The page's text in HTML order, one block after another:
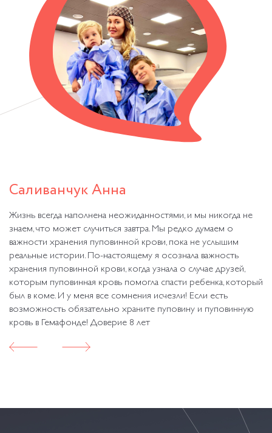
Саливанчук Анна
Жизнь всегда наполнена неожиданностями, и мы никогда не
знаем, что может случиться завтра. Мы редко думаем о
важности хранения пуповинной крови, пока не услышим
реальные истории. По-настоящему я осознала важность
хранения пуповинной крови, когда узнала о случае друзей,
которым пуповинная кровь помогла спасти ребенка, который
был в коме. И у меня все сомнения исчезли! Если есть
возможность обязательно храните пуповину и пуповинную
кровь в Гемафонде! Доверие 8 лет